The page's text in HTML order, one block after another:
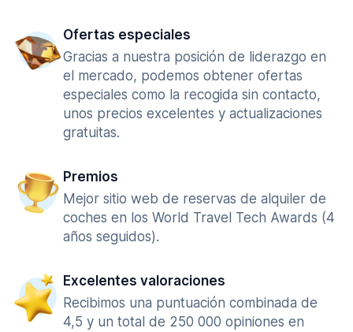
Ofertas especiales
Gracias a nuestra posición de liderazgo en
el mercado, podemos obtener ofertas
especiales como la recogida sin contacto,
unos precios excelentes y actualizaciones
gratuitas.
Premios
Mejor sitio web de reservas de alquiler de
coches en los World Travel Tech Awards (4
años seguidos).
Excelentes valoraciones
Recibimos una puntuación combinada de
4,5 y un total de 250 000 opiniones en